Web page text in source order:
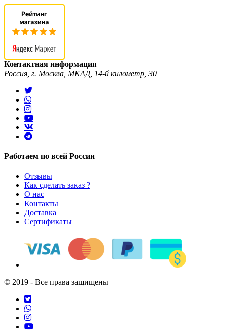
Контактная информация
Россия, г. Москва, МКАД, 14-й километр, 30
Работаем по всей России
Отзывы
Как сделать заказ ?
О нас
Контакты
Доставка
Сертификаты
© 2019 - Все права защищены